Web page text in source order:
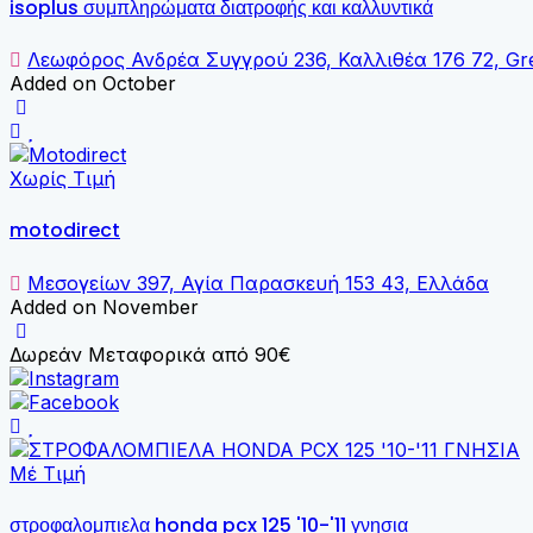
isoplus συμπληρώματα διατροφής και καλλυντικά
Λεωφόρος Ανδρέα Συγγρού 236, Καλλιθέα 176 72,
Added on October
Χωρίς Τιμή
motodirect
Μεσογείων 397, Αγία Παρασκευή 153 43, Ελλάδα
Added on November
Δωρεάν Μεταφορικά από 90€
Μέ Τιμή
στροφαλομπιελα honda pcx 125 '10-'11 γνησια